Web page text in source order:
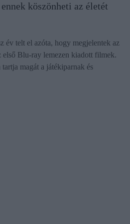
köszönheti az életét
év telt el azóta, hogy megjelentek az
Blu-ray lemezen kiadott filmek.
magát a játékiparnak és